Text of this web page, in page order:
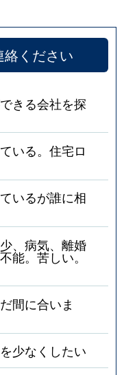
ください
きる会社を探
いる。住宅ロ
いるが誰に相
、病気、離婚
能。苦しい。
間に合いま
少なくしたい